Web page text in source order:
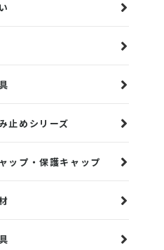
止めシリーズ
ップ・保護キャップ